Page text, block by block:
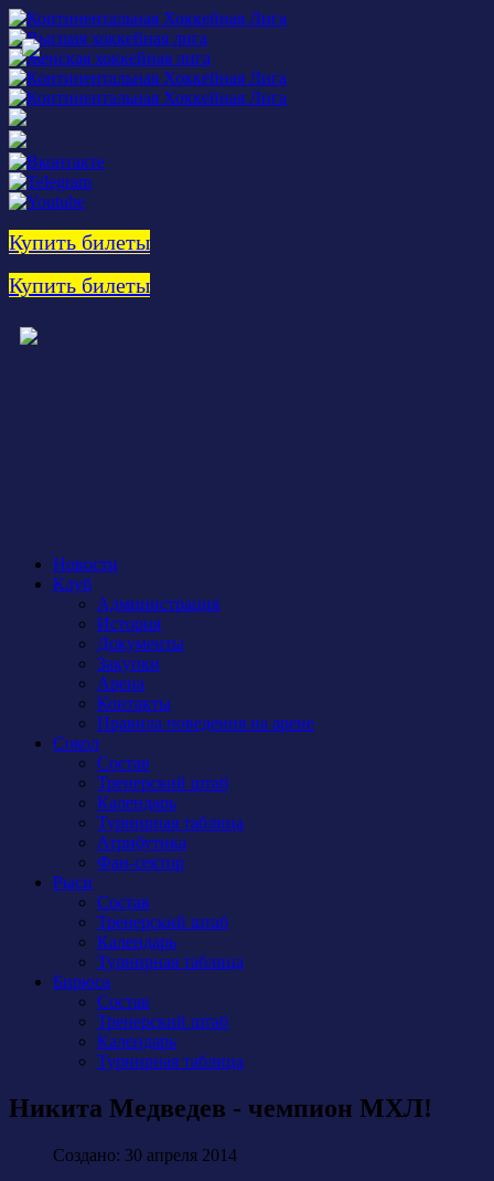
Купить билеты
Купить билеты
Новости
Клуб
Администрация
История
Документы
Закупки
Арена
Контакты
Правила поведения на арене
Сокол
Состав
Тренерский штаб
Календарь
Турнирная таблица
Атрибутика
Фан-сектор
Рыси
Состав
Тренерский штаб
Календарь
Турнирная таблица
Бирюса
Состав
Тренерский штаб
Календарь
Турнирная таблица
Никита Медведев - чемпион МХЛ!
Создано: 30 апреля 2014